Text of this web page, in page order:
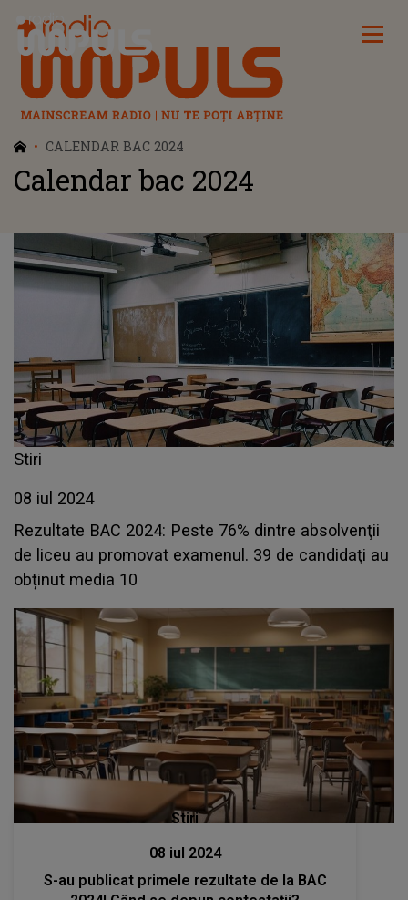
Radio Impuls
CALENDAR BAC 2024
Calendar bac 2024
Stiri
08 iul 2024
Rezultate BAC 2024: Peste 76% dintre absolvenţii
de liceu au promovat examenul. 39 de candidaţi au
obținut media 10
Stiri
08 iul 2024
S-au publicat primele rezultate de la BAC